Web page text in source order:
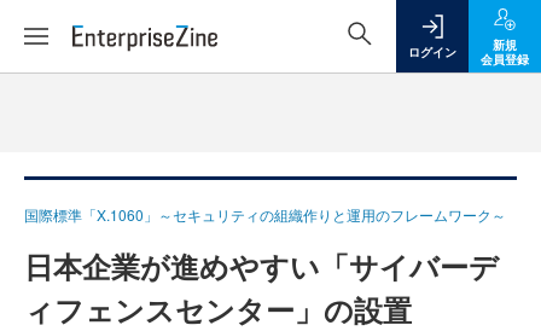
ログイン
新規
会員登録
国際標準「X.1060」～セキュリティの組織作りと運用のフレームワーク～
日本企業が進めやすい「サイバーデ
ィフェンスセンター」の設置